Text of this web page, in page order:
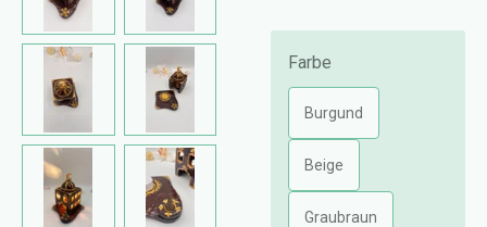
Farbe
Burgund
Beige
Graubraun